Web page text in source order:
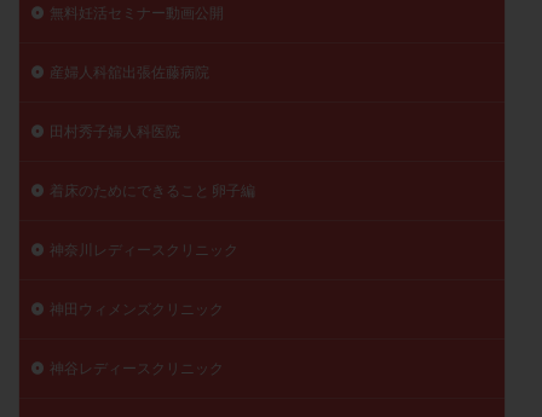
無料妊活セミナー動画公開
産婦人科舘出張佐藤病院
田村秀子婦人科医院
着床のためにできること 卵子編
神奈川レディースクリニック
神田ウィメンズクリニック
神谷レディースクリニック